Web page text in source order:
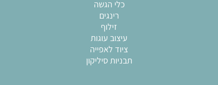
כלי הגשה
רינגים
זילוף
עיצוב עוגות
ציוד לאפייה
תבניות סיליקון